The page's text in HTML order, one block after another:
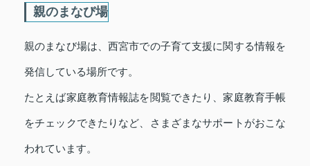
親のまなび場
親のまなび場は、西宮市での子育て支援に関する情報を
発信している場所です。
たとえば家庭教育情報誌を閲覧できたり、家庭教育手帳
をチェックできたりなど、さまざまなサポートがおこな
われています。